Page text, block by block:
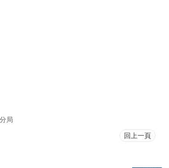
局
回上一頁